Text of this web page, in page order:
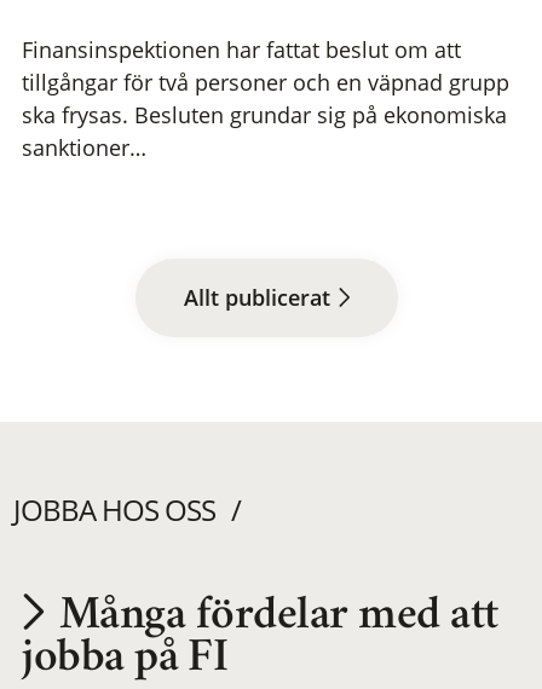
Finansinspektionen har fattat beslut om att
tillgångar för två personer och en väpnad grupp
ska frysas. Besluten grundar sig på ekonomiska
sanktioner…
Allt publicerat
JOBBA HOS OSS
Utvecklas på en
Många fördelar med att
jobba på FI